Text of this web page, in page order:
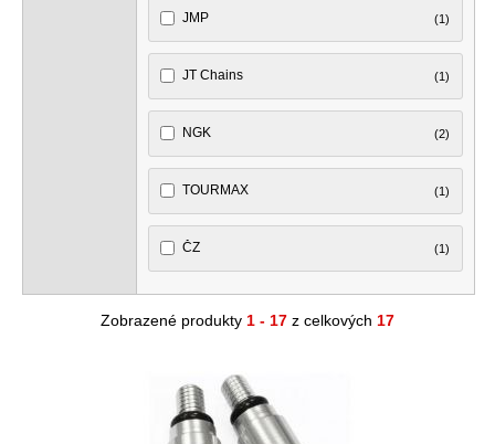
JMP (1)
JT Chains (1)
NGK (2)
TOURMAX (1)
ČZ (1)
Zobrazené produkty 1 - 17 z celkových 17